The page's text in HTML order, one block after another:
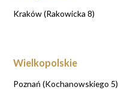
Kraków (Rakowicka 8)
Wielkopolskie
Poznań (Kochanowskiego 5)